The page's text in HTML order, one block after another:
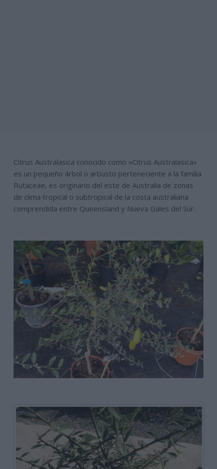
Citrus Australasica conocido como «Citrus Australasica»
es un pequeño árbol o arbusto perteneciente a la familia
Rutaceae, es originario del este de Australia de zonas
de clima tropical o subtropical de la costa australiana
comprendida entre Queensland y Nueva Gales del Sur.